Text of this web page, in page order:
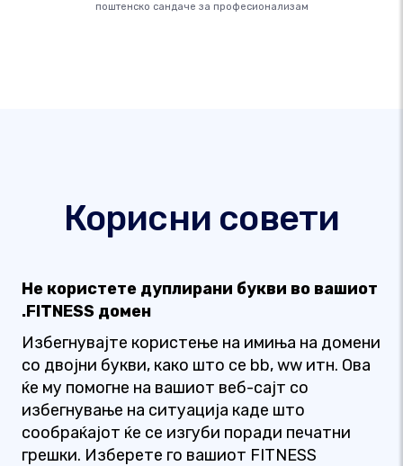
поштенско сандаче за професионализам
Корисни совети
Не користете дуплирани букви во вашиот
.FITNESS домен
Избегнувајте користење на имиња на домени
со двојни букви, како што се bb, ww итн. Ова
ќе му помогне на вашиот веб-сајт со
избегнување на ситуација каде што
сообраќајот ќе се изгуби поради печатни
грешки. Изберете го вашиот FITNESS